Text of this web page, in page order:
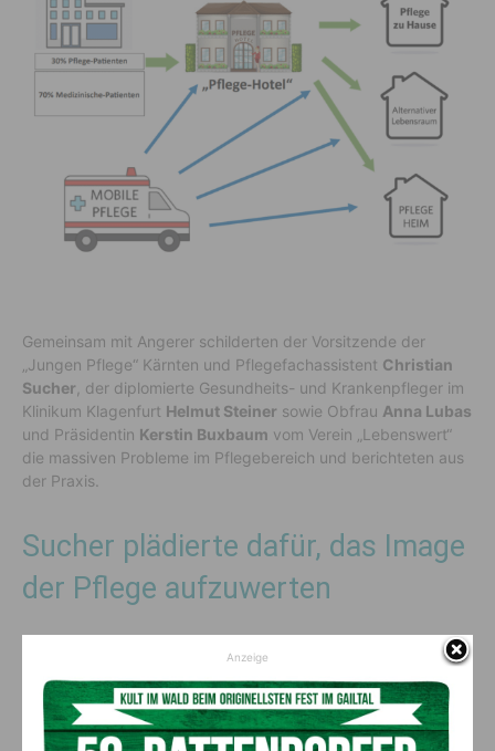
Gemeinsam mit Angerer schilderten der Vorsitzende der
„Jungen Pflege“ Kärnten und Pflegefachassistent Christian
Sucher , der diplomierte Gesundheits- und Krankenpfleger im
Klinikum Klagenfurt Helmut Steiner sowie Obfrau Anna Lubas
und Präsidentin Kerstin Buxbaum vom Verein „Lebenswert“
die massiven Probleme im Pflegebereich und berichteten aus
der Praxis.
Sucher plädierte dafür, das Image
der Pflege aufzuwerten
„Die Pflege ist ein mannigfaltiger Beruf, aber leider stimmen
derzeit die Rahmenbedingungen in Kärnten nicht. Wir müssen
die Attraktivität der Pflege und der Ausbildung dringend
steigern“, so Sucher, der auch die Probleme im
Zusammenhang mit der verspäteten Auszahlung der
Anzeige